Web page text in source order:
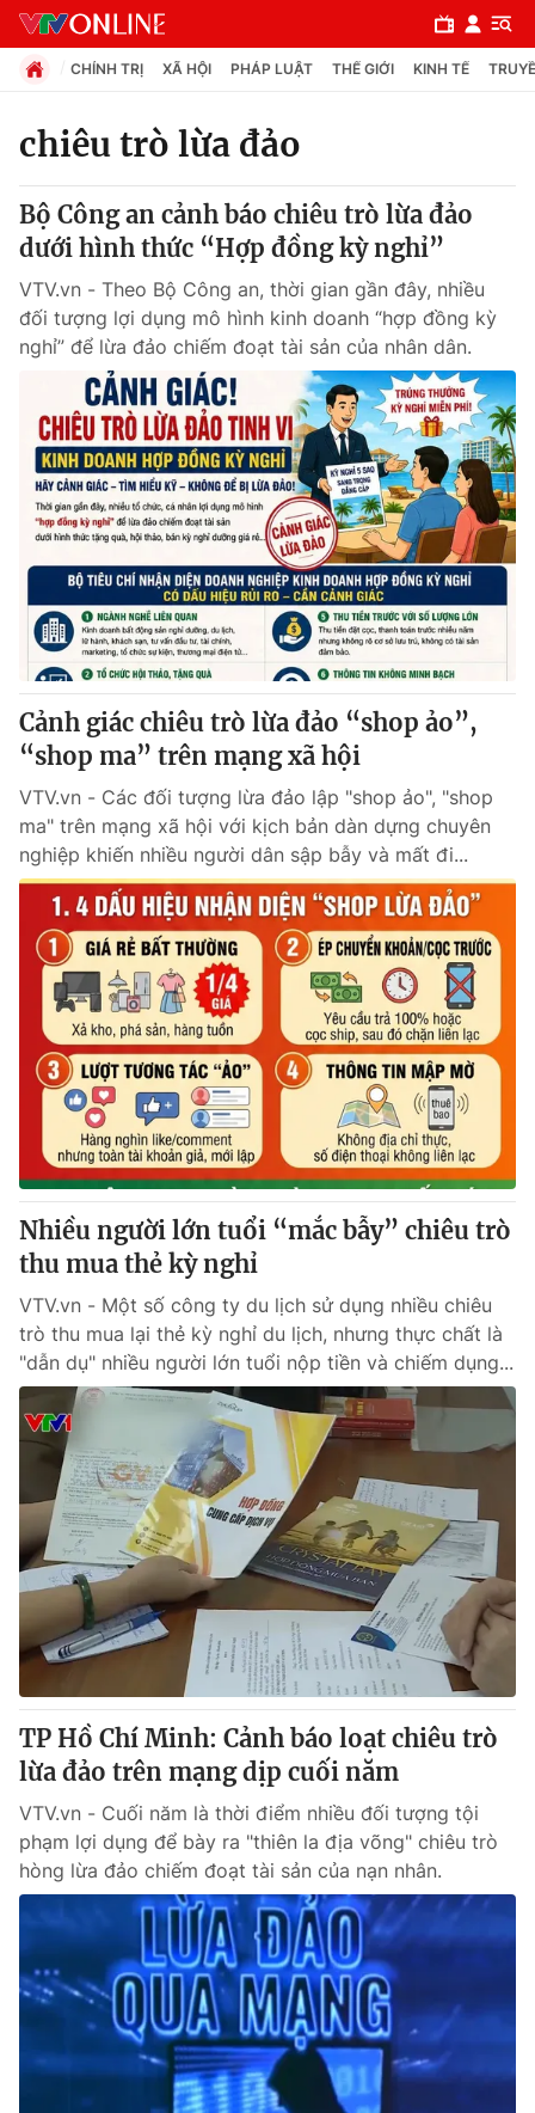
Chuyên mục
Chính trị
Xã hội
Pháp luật
Y tế
Thế giới
Tin tức
Thế giới đó đây
Câu chuyện quốc tế
Kinh tế
Tài chính
Thị trường
Góc doanh nghiệp
Dữ liệu và đời sống
Truyền hình
Phim VTV
Hậu trường
Nhân vật
Khán giả
Giải sao mai
Giải trí
Điện ảnh
Âm nhạc
Sao
Đời sống
Du lịch
Làm đẹp
Chất lượng cuộc sống
Giáo dục
Tuyển sinh
Học trực tuyến
Công nghệ
Hitech Công nghệ tương lai
Sản phẩm
Thị trường
Tư vấn
Giao lưu trực tuyến
Lịch phát sóng
Chuyên mục khác
Emagazine
Photo Infographic
Video Shorts video
VTV Money VTV Thể thao
VTV Sức khoẻ Bất động sản
Thị trường 24h Tấm lòng Việt
VTV4 Vươn mình bằng AI
VTV9 VTV8
Liên hệ tòa soạn English
THỜI BÁO VTV
Theo dõi báo trên
Đài Truyền hình Việt Nam
CHÍNH TRỊ XÃ HỘI PHÁP LUẬT THẾ GIỚI KINH TẾ
chiêu trò lừa đảo
Bộ Công an cảnh báo chiêu trò lừa đảo
dưới hình thức “Hợp đồng kỳ nghỉ”
VTV.vn - Theo Bộ Công an, thời gian gần đây, nhiều
đối tượng lợi dụng mô hình kinh doanh “hợp đồng kỳ
nghỉ” để lừa đảo chiếm đoạt tài sản của nhân dân.
Cảnh giác chiêu trò lừa đảo “shop ảo”,
“shop ma” trên mạng xã hội
VTV.vn - Các đối tượng lừa đảo lập "shop ảo", "shop
ma" trên mạng xã hội với kịch bản dàn dựng chuyên
nghiệp khiến nhiều người dân sập bẫy và mất đi...
Nhiều người lớn tuổi “mắc bẫy” chiêu trò
thu mua thẻ kỳ nghỉ
VTV.vn - Một số công ty du lịch sử dụng nhiều chiêu
trò thu mua lại thẻ kỳ nghỉ du lịch, nhưng thực chất là
"dẫn dụ" nhiều người lớn tuổi nộp tiền và chiếm dụng...
TP Hồ Chí Minh: Cảnh báo loạt chiêu trò
lừa đảo trên mạng dịp cuối năm
VTV.vn - Cuối năm là thời điểm nhiều đối tượng tội
phạm lợi dụng để bày ra "thiên la địa võng" chiêu trò
hòng lừa đảo chiếm đoạt tài sản của nạn nhân.